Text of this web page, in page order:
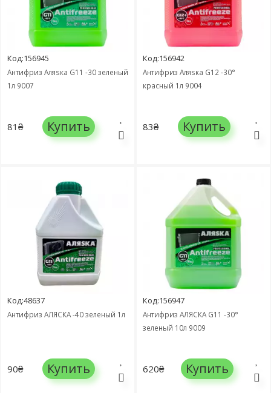
Код:156945
Антифриз Аляѕка G11 -30 зеленый
1л 9007
81₴ Купить
Код:156942
Антифриз Аляѕка G12 -30°
красный 1л 9004
83₴ Купить
Код:48637
Антифриз АЛЯСКА -40 зеленый 1л
90₴ Купить
Код:156947
Антифриз АЛЯСКА G11 -30°
зеленый 10л 9009
620₴ Купить